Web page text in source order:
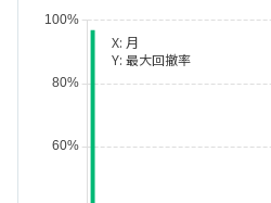
X: 月
Y: 最大回撤率